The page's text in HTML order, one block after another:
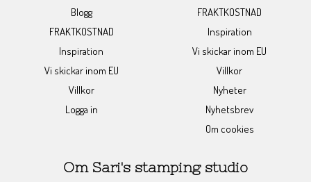
Blogg
FRAKTKOSTNAD
Inspiration
Vi skickar inom EU
Villkor
Logga in
FRAKTKOSTNAD
Inspiration
Vi skickar inom EU
Villkor
Nyheter
Nyhetsbrev
Om cookies
Om Sari's stamping studio